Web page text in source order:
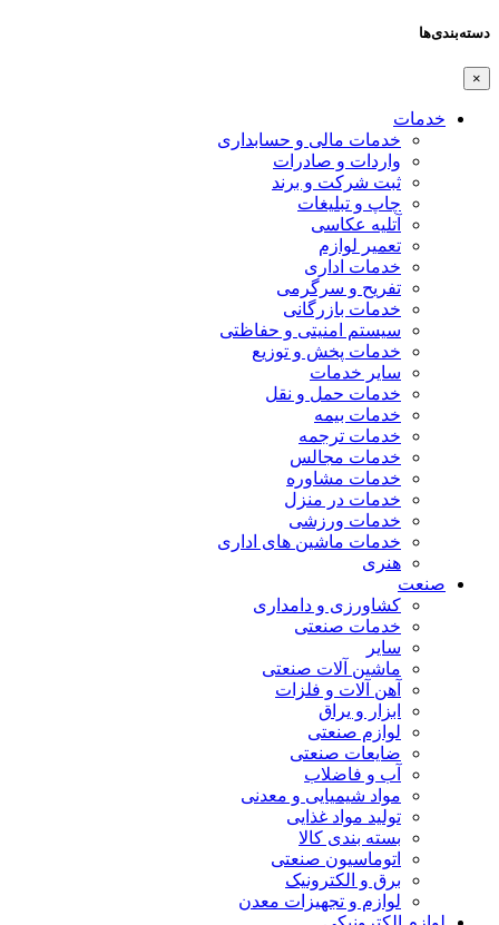
دسته‌بندی‌ها
×
خدمات
خدمات مالی و حسابداری
واردات و صادرات
ثبت شرکت و برند
چاپ و تبلیغات
آتلیه عکاسی
تعمیر لوازم
خدمات اداری
تفریح و سرگرمی
خدمات بازرگانی
سیستم امنیتی و حفاظتی
خدمات پخش و توزیع
سایر خدمات
خدمات حمل و نقل
خدمات بیمه
خدمات ترجمه
خدمات مجالس
خدمات مشاوره
خدمات در منزل
خدمات ورزشی
خدمات ماشین های اداری
هنری
صنعت
کشاورزی و دامداری
خدمات صنعتی
سایر
ماشین آلات صنعتی
آهن آلات و فلزات
ابزار و یراق
لوازم صنعتی
ضایعات صنعتی
آب و فاضلاب
مواد شیمیایی و معدنی
تولید مواد غذایی
بسته بندی کالا
اتوماسیون صنعتی
برق و الکترونیک
لوازم و تجهیزات معدن